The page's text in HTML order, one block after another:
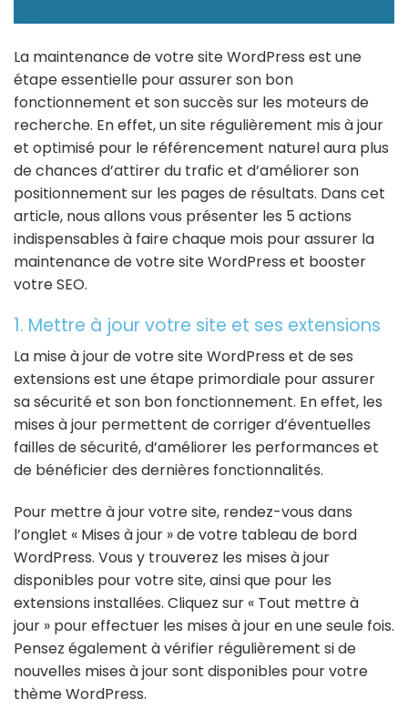
La maintenance de votre site WordPress est une
étape essentielle pour assurer son bon
fonctionnement et son succès sur les moteurs de
recherche. En effet, un site régulièrement mis à jour
et optimisé pour le référencement naturel aura plus
de chances d’attirer du trafic et d’améliorer son
positionnement sur les pages de résultats. Dans cet
article, nous allons vous présenter les 5 actions
indispensables à faire chaque mois pour assurer la
maintenance de votre site WordPress et booster
votre SEO.
1. Mettre à jour votre site et ses extensions
La mise à jour de votre site WordPress et de ses
extensions est une étape primordiale pour assurer
sa sécurité et son bon fonctionnement. En effet, les
mises à jour permettent de corriger d’éventuelles
failles de sécurité, d’améliorer les performances et
de bénéficier des dernières fonctionnalités.
Pour mettre à jour votre site, rendez-vous dans
l’onglet « Mises à jour » de votre tableau de bord
WordPress. Vous y trouverez les mises à jour
disponibles pour votre site, ainsi que pour les
extensions installées. Cliquez sur « Tout mettre à
jour » pour effectuer les mises à jour en une seule fois.
Pensez également à vérifier régulièrement si de
nouvelles mises à jour sont disponibles pour votre
thème WordPress.